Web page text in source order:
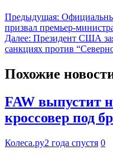
Предыдущая:
призвал премьер-
Далее: Президент США
санкциях против
Похожие
FAW выпустит
кроссовер под
Колеса.ру2 года спустя 0